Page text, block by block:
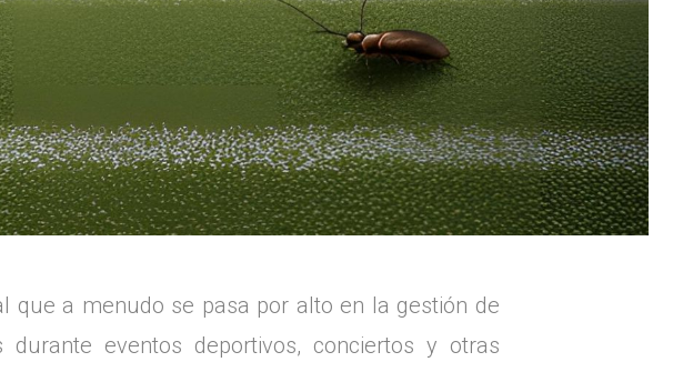
que a menudo se pasa por alto en la gestión de
eventos deportivos, conciertos y otras